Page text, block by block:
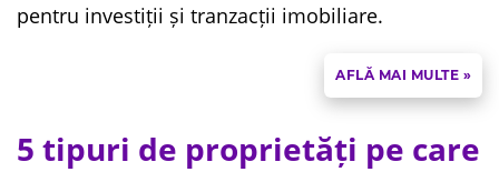
pentru investiții și tranzacții imobiliare.
AFLĂ MAI MULTE »
5 tipuri de proprietăți pe care